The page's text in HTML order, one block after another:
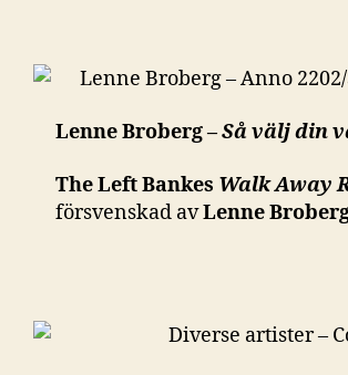
Lenne Broberg –Så välj din
The Left Bankes Walk Away
försvenskad avLenne